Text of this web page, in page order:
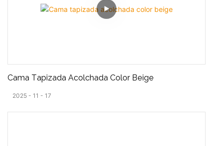
Cama Tapizada Acolchada Color Beige
2025 11 17